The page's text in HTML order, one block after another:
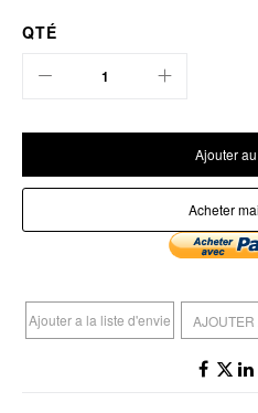
QTÉ
Ajouter
Acheter
Ajouter a la liste d'envie AJOUTER